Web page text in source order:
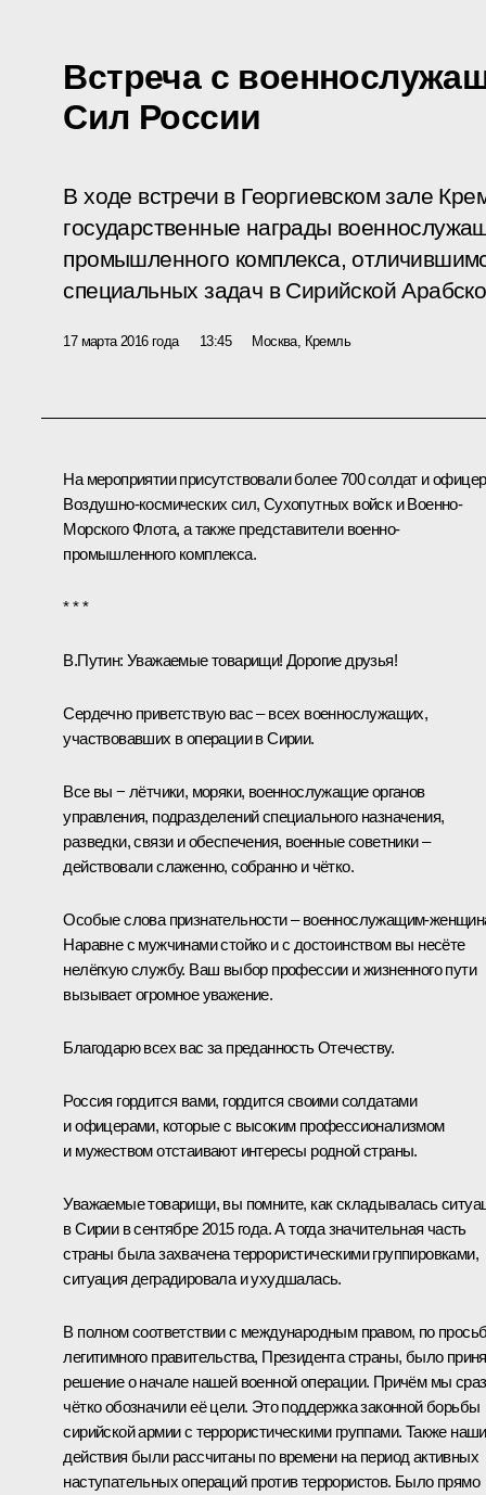
Встреча с
Сил России
В ходе встречи в Георгиевском зале
государственные награды
промышленного комплекса,
специальных задач в Сирийской
17 марта 2016 года 13:45 Москва, Кремль
На мероприятии присутствовали более 700 солдат и
Воздушно-космических сил, Сухопутных войск и Военно-
Морского Флота, а также представители военно-
промышленного комплекса.
* * *
В.Путин: Уважаемые товарищи! Дорогие друзья!
Сердечно приветствую вас – всех военнослужащих,
участвовавших в операции в Сирии.
Все вы − лётчики, моряки, военнослужащие органов
управления, подразделений специального назначения,
разведки, связи и обеспечения, военные советники –
действовали слаженно, собранно и чётко.
Особые слова признательности – военнослужащим-
Наравне с мужчинами стойко и с достоинством вы несёте
нелёгкую службу. Ваш выбор профессии и жизненного пути
вызывает огромное уважение.
Благодарю всех вас за преданность Отечеству.
Россия гордится вами, гордится своими солдатами
и офицерами, которые с высоким профессионализмом
и мужеством отстаивают интересы родной страны.
Уважаемые товарищи, вы помните, как складывалась
в Сирии в сентябре 2015 года. А тогда значительная часть
страны была захвачена террористическими группировками,
ситуация деградировала и ухудшалась.
В полном соответствии с международным правом, по
легитимного правительства, Президента страны, было
решение о начале нашей военной операции. Причём мы
чётко обозначили её цели. Это поддержка законной борьбы
сирийской армии с террористическими группами. Также наши
действия были рассчитаны по времени на период активных
наступательных операций против террористов. Было прямо